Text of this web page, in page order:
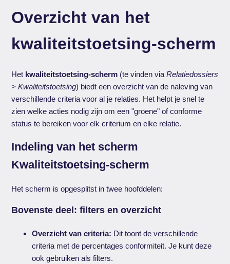
Overzicht van het
kwaliteitstoetsing-scherm
Het kwaliteitstoetsing-scherm (te vinden viaRelatiedossiers
> Kwaliteitstoetsing) biedt een overzicht van de naleving van
verschillende criteria voor al je relaties. Het helpt je snel te
zien welke acties nodig zijn om een "groene" of conforme
status te bereiken voor elk criterium en elke relatie.
Indeling van het scherm
Kwaliteitstoetsing-scherm
Het scherm is opgesplitst in twee hoofddelen:
Bovenste deel: filters en overzicht
Overzicht van criteria: Dit toont de verschillende
criteria met de percentages conformiteit. Je kunt deze
ook gebruiken als filters.